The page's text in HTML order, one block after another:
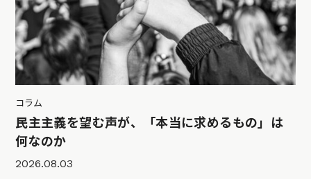
コラム
民主主義を望む声が、「本当に求めるもの」は
何なのか
2026.08.03